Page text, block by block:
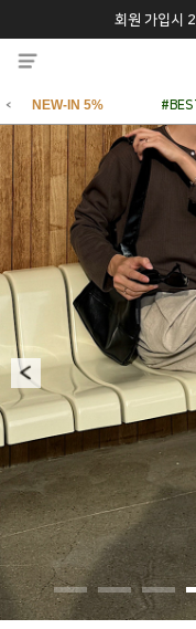
회원 가입시
추석 특별 할인
NEW-IN 5%